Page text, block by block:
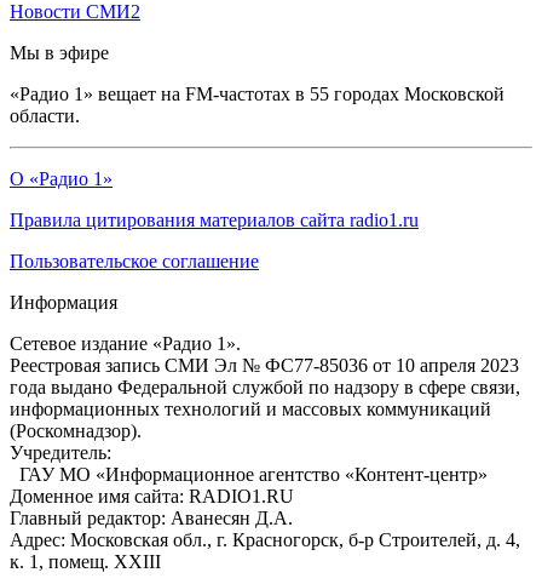
Новости СМИ2
Мы в эфире
«Радио 1» вещает на FM-частотах в 55 городах Московской
области.
О «Радио 1»
Правила цитирования материалов сайта radio1.ru
Пользовательское соглашение
Информация
Сетевое издание «Радио 1».
Реестровая запись СМИ Эл № ФС77-85036 от 10 апреля 2023
года выдано Федеральной службой по надзору в сфере связи,
информационных технологий и массовых коммуникаций
(Роскомнадзор).
Учредитель:
ГАУ МО «Информационное агентство «Контент-центр»
Доменное имя сайта: RADIO1.RU
Главный редактор: Аванесян Д.А.
Адрес: Московская обл., г. Красногорск, б-р Строителей, д. 4,
к. 1, помещ. XXIII